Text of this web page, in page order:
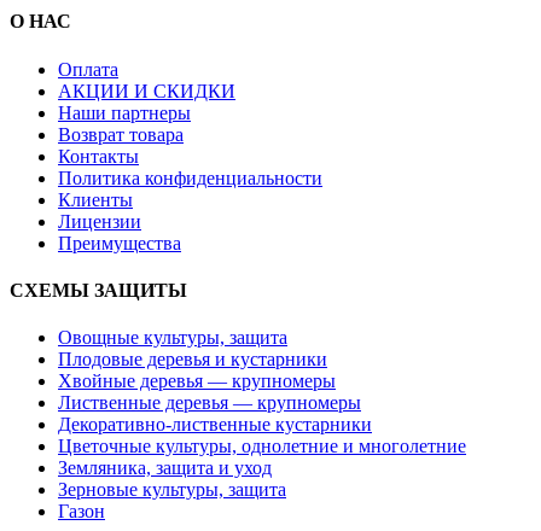
О НАС
Оплата
АКЦИИ И СКИДКИ
Наши партнеры
Возврат товара
Контакты
Политика конфиденциальности
Клиенты
Лицензии
Преимущества
СХЕМЫ ЗАЩИТЫ
Овощные культуры, защита
Плодовые деревья и кустарники
Хвойные деревья — крупномеры
Лиственные деревья — крупномеры
Декоративно-лиственные кустарники
Цветочные культуры, однолетние и многолетние
Земляника, защита и уход
Зерновые культуры, защита
Газон